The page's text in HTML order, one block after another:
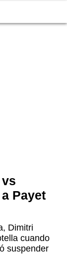
Payet
Dimitri
cuando
suspender